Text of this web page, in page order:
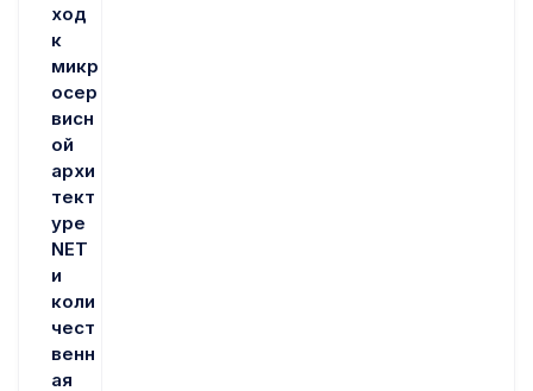
ход
к
микр
осер
висн
ой
архи
тект
уре
NET
и
коли
чест
венн
ая